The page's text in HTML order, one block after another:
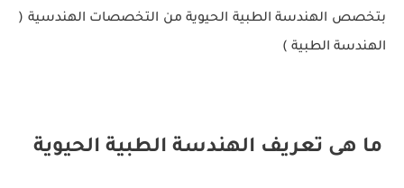
بتخصص الهندسة الطبية الحيوية من التخصصات الهندسية (
الهندسة الطبية )
ما هى تعريف الهندسة الطبية الحيوية